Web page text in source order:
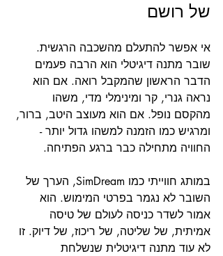
של רושם
אי אפשר להתעלם מהשכבה הרגשית.
שובר מתנה דיגיטלי הוא הרבה פעמים
הדבר הראשון שהמקבל רואה. אם הוא
נראה גנרי, קר ומינימלי מדי, משהו
מהקסם נופל. אם הוא מעוצב היטב, ברור,
ומרגיש כמו הזמנה למשהו גדול יותר -
החוויה מתחילה כבר ברגע הפתיחה.
במותג חווייתי כמו SimDream, הערך של
השובר לא נגמר בפרטי המימוש. הוא
אמור לשדר כניסה לעולם של טיסה
אמיתית, של שליטה, של ריכוז, של דיוק. זו
לא עוד מתנה דיגיטלית שנשלחת